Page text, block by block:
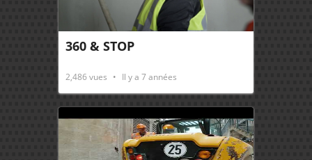
360 & STOP
2,486 vues Il y a 7 années